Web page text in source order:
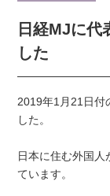
日経MJに代
した
2019年1月21日付
した。
日本に住む外国人
ています。